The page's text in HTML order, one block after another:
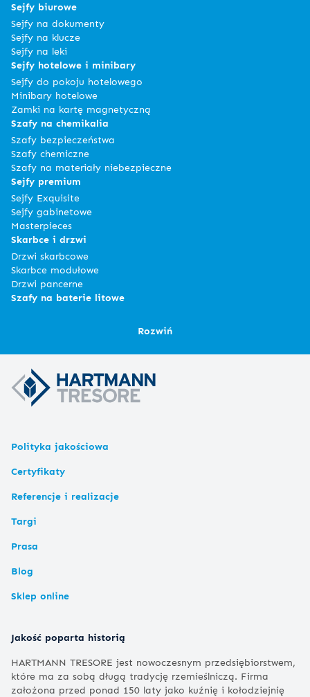
Sejfy biurowe
Sejfy na dokumenty
Sejfy na klucze
Sejfy na leki
Sejfy hotelowe i minibary
Sejfy do pokoju hotelowego
Minibary hotelowe
Zamki na kartę magnetyczną
Szafy na chemikalia
Szafy bezpieczeństwa
Szafy chemiczne
Szafy na materiały niebezpieczne
Sejfy premium
Sejfy Exquisite
Sejfy gabinetowe
Masterpieces
Skarbce i drzwi
Drzwi skarbcowe
Skarbce modułowe
Drzwi pancerne
Szafy na baterie litowe
Rozwiń
Polityka jakościowa
Certyfikaty
Referencje i realizacje
Targi
Prasa
Blog
Sklep online
Jakość poparta historią
HARTMANN TRESORE jest nowoczesnym przedsiębiorstwem,
które ma za sobą długą tradycję rzemieślniczą. Firma
założona przed ponad 150 laty jako kuźnię i kołodziejnię